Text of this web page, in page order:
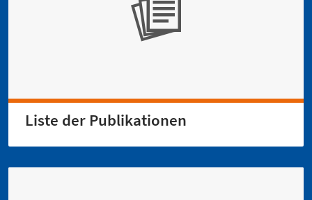
Liste der Publikationen